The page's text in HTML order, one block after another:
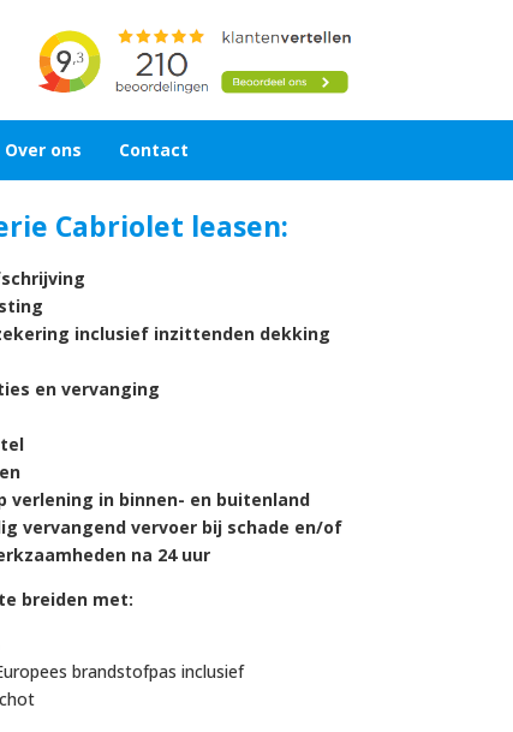
Over ons Contact
Cabriolet leasen:
inclusief inzittenden dekking
en vervanging
verlening in binnen- en buitenland
vervangend vervoer bij schade en/of
na 24 uur
breiden met:
brandstofpas inclusief